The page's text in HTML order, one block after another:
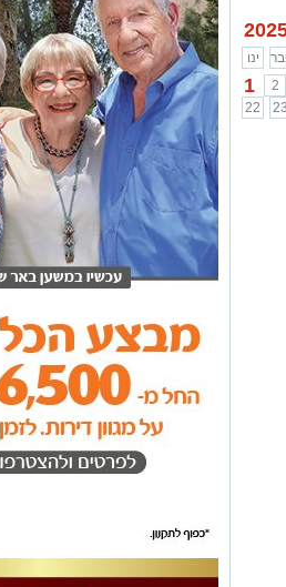
ינו
1 2
22
23